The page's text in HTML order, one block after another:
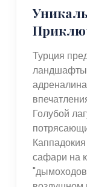
Турция
Голубой
сафари на